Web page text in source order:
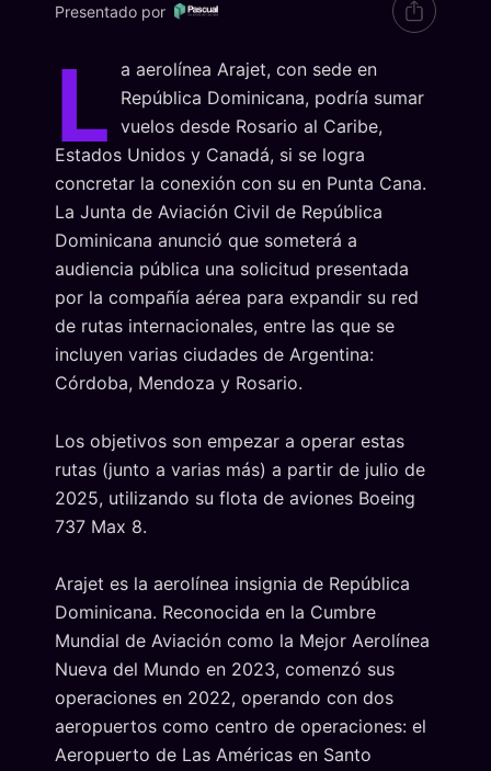
Presentado por
L a aerolínea Arajet, con sede en
República Dominicana, podría sumar
vuelos desde Rosario al Caribe,
Estados Unidos y Canadá, si se logra
concretar la conexión con su en Punta Cana.
La Junta de Aviación Civil de República
Dominicana anunció que someterá a
audiencia pública una solicitud presentada
por la compañía aérea para expandir su red
de rutas internacionales, entre las que se
incluyen varias ciudades de Argentina:
Córdoba, Mendoza y Rosario.
Los objetivos son empezar a operar estas
rutas (junto a varias más) a partir de julio de
2025, utilizando su flota de aviones Boeing
737 Max 8.
Arajet es la aerolínea insignia de República
Dominicana. Reconocida en la Cumbre
Mundial de Aviación como la Mejor Aerolínea
Nueva del Mundo en 2023, comenzó sus
operaciones en 2022, operando con dos
aeropuertos como centro de operaciones: el
Aeropuerto de Las Américas en Santo